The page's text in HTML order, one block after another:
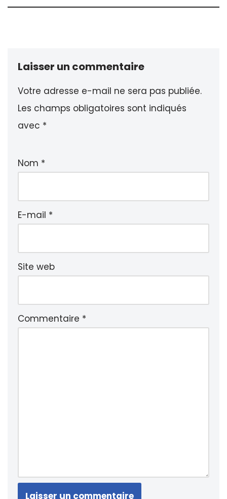
Laisser un commentaire
Votre adresse e-mail ne sera pas publiée.
Les champs obligatoires sont indiqués
avec *
Nom *
E-mail *
Site web
Commentaire *